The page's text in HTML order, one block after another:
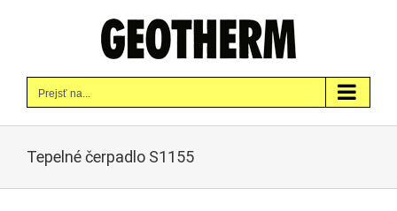
Prejsť na...
Tepelné čerpadlo S1155